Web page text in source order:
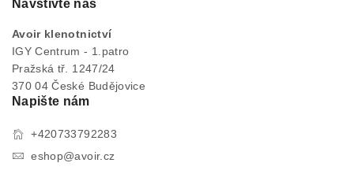
Navštivte nás
Avoir klenotnictví
IGY Centrum - 1.patro
Pražská tř. 1247/24
370 04 České Budějovice
Napište nám
+420733792283
eshop@avoir.cz